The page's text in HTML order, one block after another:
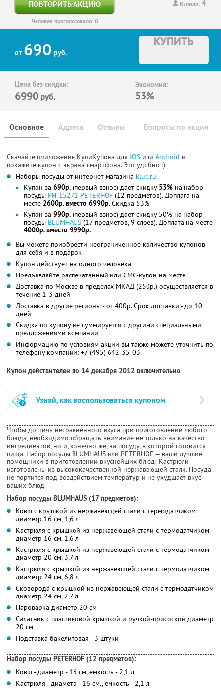
Купили:4
ПОВТОРИТЬ АКЦИЮ
Человек проголосовало: 0
от 690 руб.
КУПИТЬ
Цена без скидки:
6990 руб.
Экономия:
53%
Основное Отзывы Вопросы по акции
Адреса
Скачайте приложение КупиКупона для IOS или Android и
покажите купон с экрана смартфона. Это удобно :)
Наборы посуды от интернет-магазина kluk.ru
Купон за 690р. (первый взнос) дает скидку 53% на набор
посуды PH-15271 PETERHOF (12 предметов). Доплата на
месте 2600р. вместо 6990р. Скидка 53%
Купон за 990р. (первый взнос) дает скидку 50% на набор
посуды BLUMHAUS (17 предметов, 9 слоев). Доплата на месте
4000р. вместо 9990р.
Вы можете приобрести неограниченное количество купонов
для себя и в подарок
Купон действует на одного человека
Предъявляйте распечатанный или СМС-купон на месте
Доставка по Москве в пределах МКАД (250р.) осуществляется в
течение 1-3 дней
Доставка в другие регионы - от 400р. Срок доставки - до 10
дней
Скидка по купону не суммируется с другими специальными
предложениями компании
Информацию по условиям акции вы также можете уточнить по
телефону компании: +7 (495) 642-35-03
Купон действителен по 14 декабря 2012 включительно
Узнай, как воспользоваться купоном
Чтобы достичь несравненного вкуса при приготовлении любого
блюда, необходимо обращать внимание не только на качество
ингредиентов, но и, конечно же, на посуду, в которой готовится
пища. Набор посуды BLUMHAUS или PETERHOF — ваши лучшие
помощники в приготовлении вкуснейших блюд! Кастрюли
изготовлены из высококачественной нержавеющей стали. Посуда
не портится под воздействием температур и не ухудшает вкус
ваших блюд.
Набор посуды BLUMHAUS (17 предметов):
Ковш с крышкой из нержавеющей стали с термодатчиком
диаметр 16 см, 1,6 л
Кастрюля с крышкой из нержавеющей стали с термодатчиком
диаметр 16 см, 1,6 л
Кастрюля с крышкой из нержавеющей стали с термодатчиком
диаметр 20 см, 3,7 л
Кастрюля с крышкой из нержавеющей стали с термодатчиком
диаметр 24 см, 6,8 л
Сковорода с крышкой из нержавеющей стали с термодатчиком
диаметр 24 см, 2,7 л
Пароварка диаметр 20 см
Салатник с пластиковой крышкой и ручкой-присоской диаметр
20 см
Подставка бакелитовая - 3 штуки
Набор посуды PETERHOF (12 предметов):
Ковш - диаметр - 16 см, емкость - 2,1 л
Кастрюля - диаметр - 16 см., емкость - 2,1 л